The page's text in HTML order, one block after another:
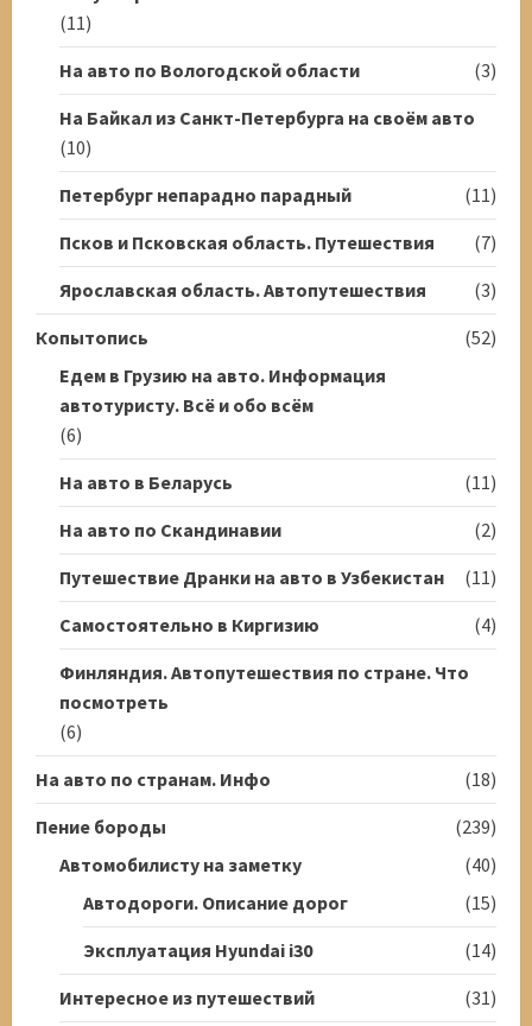
(11)
На авто по Вологодской области
(3)
На Байкал из Санкт-Петербурга на своём авто
(10)
Петербург непарадно парадный
(11)
Псков и Псковская область. Путешествия
(7)
Ярославская область. Автопутешествия
(3)
Копытопись
(52)
Едем в Грузию на авто. Информация
автотуристу. Всё и обо всём
(6)
На авто в Беларусь
(11)
На авто по Скандинавии
(2)
Путешествие Дранки на авто в Узбекистан
(11)
Самостоятельно в Киргизию
(4)
Финляндия. Автопутешествия по стране. Что
посмотреть
(6)
На авто по странам. Инфо
(18)
Пение бороды
(239)
Автомобилисту на заметку
(40)
Автодороги. Описание дорог
(15)
Эксплуатация Hyundai i30
(14)
Интересное из путешествий
(31)